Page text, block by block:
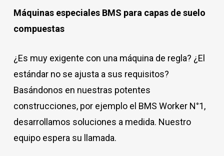
Máquinas especiales BMS para capas de suelo
compuestas
¿Es muy exigente con una máquina de regla? ¿El
estándar no se ajusta a sus requisitos?
Basándonos en nuestras potentes
construcciones, por ejemplo el BMS Worker N°1,
desarrollamos soluciones a medida. Nuestro
equipo espera su llamada.